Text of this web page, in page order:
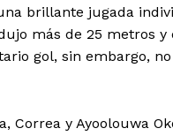
brillante jugada
más de 25 metros
gol, sin embargo,
Correa y Ayoolouwa